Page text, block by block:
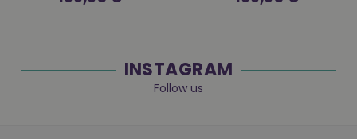
Preis Preis
INSTAGRAM
Follow us